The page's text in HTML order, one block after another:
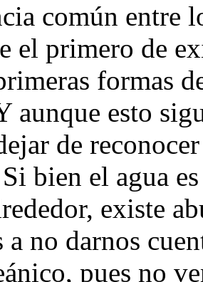
común entre
el primero de
formas
aunque esto
de
bien el agua
existe
a no darnos
pues no